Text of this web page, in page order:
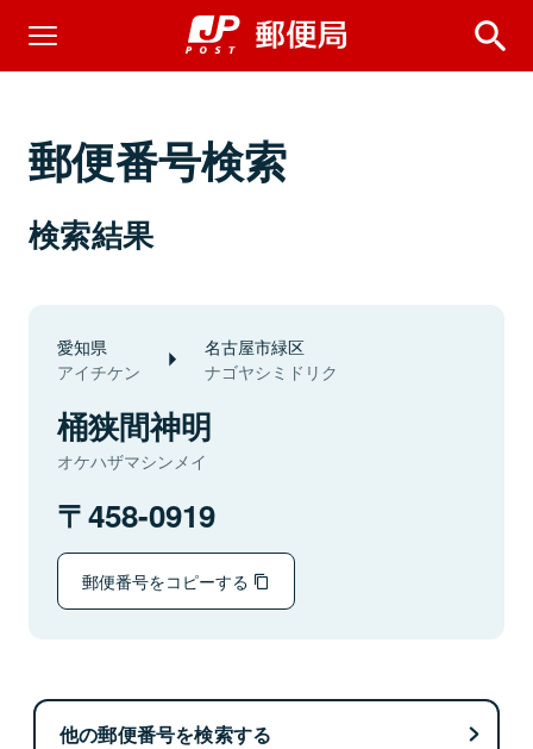
郵便番号検索
検索結果
愛知県
アイチケン
名古屋市緑区
ナゴヤシミドリク
桶狭間神明
オケハザマシンメイ
458-0919
郵便番号をコピーする
他の郵便番号を検索する